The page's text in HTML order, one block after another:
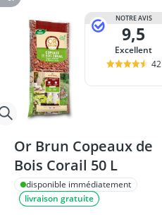
NOTRE AVIS
9,5
Excellent
42
Or Brun Copeaux de
Bois Corail 50 L
disponible immédiatement
livraison gratuite